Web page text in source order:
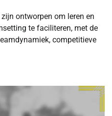
ontworpen om leren en
te faciliteren, met de
competitieve